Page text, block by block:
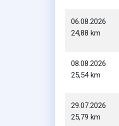
06.08.2026
24,88 km
08.08.2026
25,54 km
29.07.2026
25,79 km